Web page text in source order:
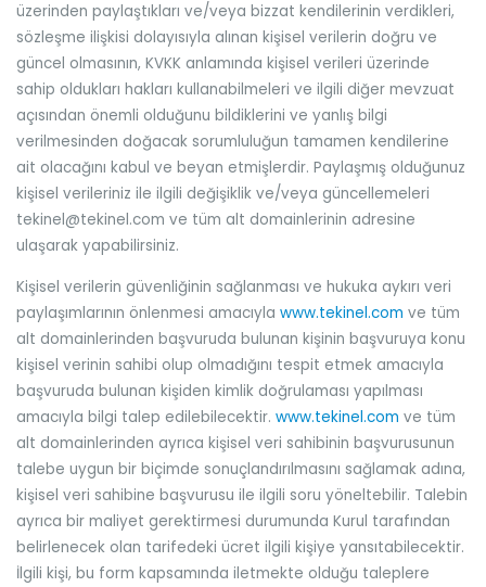
üzerinden paylaştıkları ve/veya bizzat kendilerinin verdikleri,
sözleşme ilişkisi dolayısıyla alınan kişisel verilerin doğru ve
güncel olmasının, KVKK anlamında kişisel verileri üzerinde
sahip oldukları hakları kullanabilmeleri ve ilgili diğer mevzuat
açısından önemli olduğunu bildiklerini ve yanlış bilgi
verilmesinden doğacak sorumluluğun tamamen kendilerine
ait olacağını kabul ve beyan etmişlerdir. Paylaşmış olduğunuz
kişisel verileriniz ile ilgili değişiklik ve/veya güncellemeleri
tekinel@tekinel.com ve tüm alt domainlerinin adresine
ulaşarak yapabilirsiniz.
Kişisel verilerin güvenliğinin sağlanması ve hukuka aykırı veri
paylaşımlarının önlenmesi amacıyla www.tekinel.com ve tüm
alt domainlerinden başvuruda bulunan kişinin başvuruya konu
kişisel verinin sahibi olup olmadığını tespit etmek amacıyla
başvuruda bulunan kişiden kimlik doğrulaması yapılması
amacıyla bilgi talep edilebilecektir. www.tekinel.com ve tüm
alt domainlerinden ayrıca kişisel veri sahibinin başvurusunun
talebe uygun bir biçimde sonuçlandırılmasını sağlamak adına,
kişisel veri sahibine başvurusu ile ilgili soru yöneltebilir. Talebin
ayrıca bir maliyet gerektirmesi durumunda Kurul tarafından
belirlenecek olan tarifedeki ücret ilgili kişiye yansıtabilecektir.
İlgili kişi, bu form kapsamında iletmekte olduğu taleplere